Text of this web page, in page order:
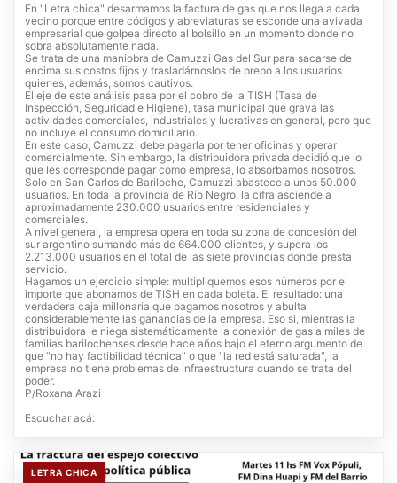
En "Letra chica" desarmamos la factura de gas que nos llega a cada
vecino porque entre códigos y abreviaturas se esconde una avivada
empresarial que golpea directo al bolsillo en un momento donde no
sobra absolutamente nada.
Se trata de una maniobra de Camuzzi Gas del Sur para sacarse de
encima sus costos fijos y trasladárnoslos de prepo a los usuarios
quienes, además, somos cautivos.
El eje de este análisis pasa por el cobro de la TISH (Tasa de
Inspección, Seguridad e Higiene), tasa municipal que grava las
actividades comerciales, industriales y lucrativas en general, pero que
no incluye el consumo domiciliario.
En este caso, Camuzzi debe pagarla por tener oficinas y operar
comercialmente. Sin embargo, la distribuidora privada decidió que lo
que les corresponde pagar como empresa, lo absorbamos nosotros.
Solo en San Carlos de Bariloche, Camuzzi abastece a unos 50.000
usuarios. En toda la provincia de Río Negro, la cifra asciende a
aproximadamente 230.000 usuarios entre residenciales y
comerciales.
A nivel general, la empresa opera en toda su zona de concesión del
sur argentino sumando más de 664.000 clientes, y supera los
2.213.000 usuarios en el total de las siete provincias donde presta
servicio.
Hagamos un ejercicio simple: multipliquemos esos números por el
importe que abonamos de TISH en cada boleta. El resultado: una
verdadera caja millonaria que pagamos nosotros y abulta
considerablemente las ganancias de la empresa. Eso si, mientras la
distribuidora le niega sistemáticamente la conexión de gas a miles de
familias barilochenses desde hace años bajo el eterno argumento de
que "no hay factibilidad técnica" o que "la red está saturada", la
empresa no tiene problemas de infraestructura cuando se trata del
poder.
P/Roxana Arazi
Escuchar acá:
LETRA CHICA